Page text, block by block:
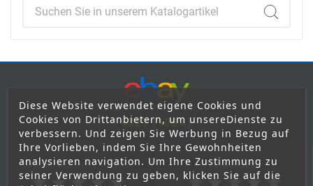
Positiven Bewertungen
4321 (100%)
Artikel wie beschrieben Versandzeit
Diese Website verwendet eigene Cookies und
Cookies von Drittanbietern, um unsereDienste zu
verbessern. Und zeigen Sie Werbung in Bezug auf
Ihre Vorlieben, indem Sie Ihre Gewohnheiten
analysieren navigation. Um Ihre Zustimmung zu
seiner Verwendung zu geben, klicken Sie auf die